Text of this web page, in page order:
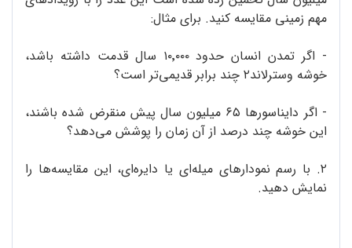
مهم زمینی مقایسه کنید. برای مثال:
- اگر تمدن انسان حدود ۱۰٬۰۰۰ سال قدمت داشته باشد،
خوشه‌ وسترلاند۲ چند برابر قدیمی‌تر است؟
- اگر دایناسورها ۶۵ میلیون سال پیش منقرض شده باشند،
این خوشه چند درصد از آن زمان را پوشش می‌دهد؟
۲. با رسم نمودارهای میله‌ای یا دایره‌ای، این مقایسه‌ها را
نمایش دهید.